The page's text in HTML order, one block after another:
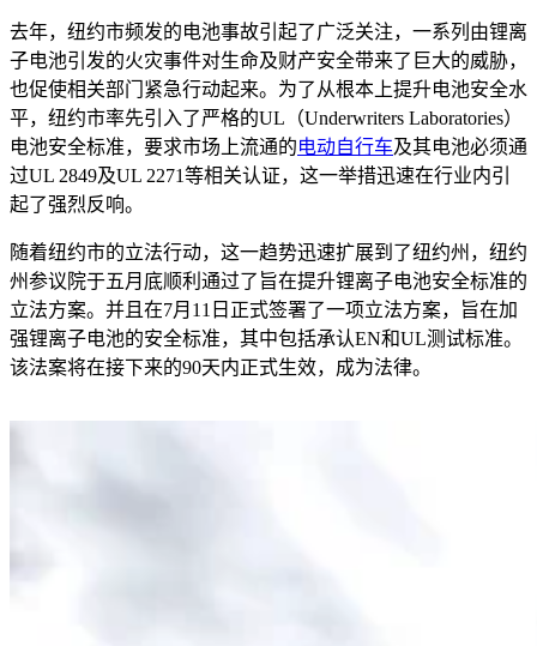
去年，纽约市频发的电池事故引起了广泛关注，一系列由锂离
子电池引发的火灾事件对生命及财产安全带来了巨大的威胁，
也促使相关部门紧急行动起来。为了从根本上提升电池安全水
平，纽约市率先引入了严格的UL（Underwriters Laboratories）
电池安全标准，要求市场上流通的电动自行车及其电池必须通
过UL 2849及UL 2271等相关认证，这一举措迅速在行业内引
起了强烈反响。
随着纽约市的立法行动，这一趋势迅速扩展到了纽约州，纽约
州参议院于五月底顺利通过了旨在提升锂离子电池安全标准的
立法方案。并且在7月11日正式签署了一项立法方案，旨在加
强锂离子电池的安全标准，其中包括承认EN和UL测试标准。
该法案将在接下来的90天内正式生效，成为法律。